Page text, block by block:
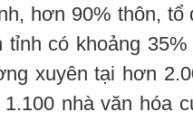
hơn 90% thôn, tổ
tỉnh có khoảng
xuyên tại hơn
nhà văn hóa